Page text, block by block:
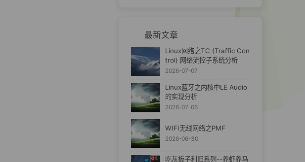
最新文章
Linux网络之TC (Traffic Con
trol) 网络流控子系统分析
2026-07-07
Linux蓝牙之内核中LE Audio
的实现分析
2026-07-06
WIFI无线网络之PMF
2026-06-30
吃灰板子利旧系列--养虾养马